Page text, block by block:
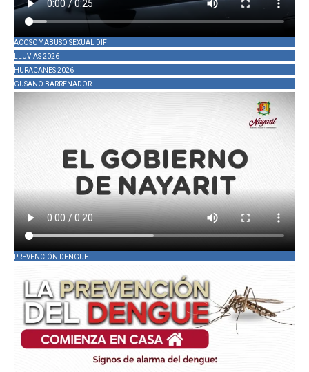
ACOSO Y ABUSO SEXUAL DIF
LLUVIAS 2026
HURACANES 2026
GUSANO BARRENADOR
PREVENCIÓN DENGUE